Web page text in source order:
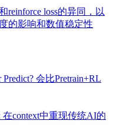
reinforce loss的异同，以
的影响和数值稳定性
Predict? 会比Pretrain+RL
context中重现传统AI的